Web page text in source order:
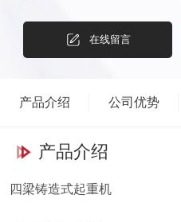
在线留言
产品介绍 公司优势
产品介绍
四梁铸造式起重机